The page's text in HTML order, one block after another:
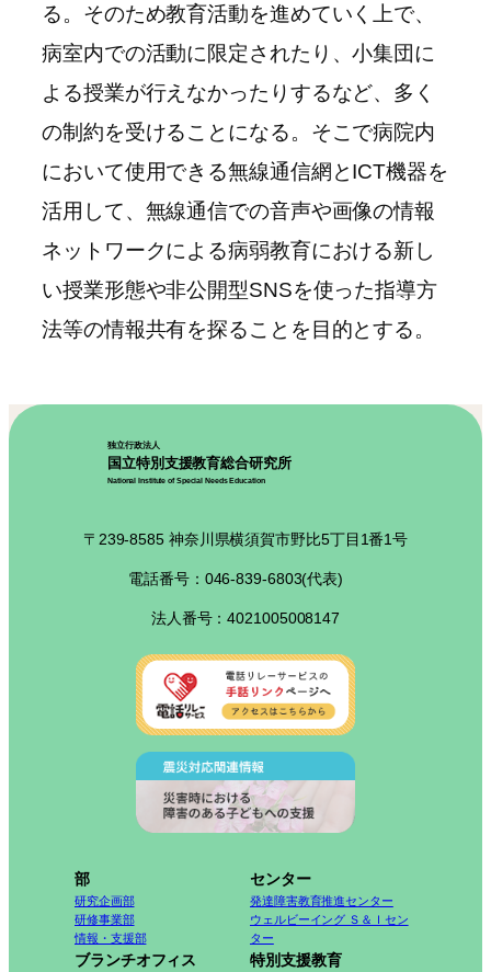
る。そのため教育活動を進めていく上で、
病室内での活動に限定されたり、小集団に
よる授業が行えなかったりするなど、多く
の制約を受けることになる。そこで病院内
において使用できる無線通信網とICT機器を
活用して、無線通信での音声や画像の情報
ネットワークによる病弱教育における新し
い授業形態や非公開型SNSを使った指導方
法等の情報共有を探ることを目的とする。
独立行政法人
国立特別支援教育総合研究所
National Institute of Special Needs Education
〒239-8585 神奈川県横須賀市野比5丁目1番1号
電話番号：046-839-6803(代表)
法人番号：4021005008147
部
研究企画部
研修事業部
情報・支援部
センター
発達障害教育推進センター
ウェルビーイング Ｓ＆Ｉセン
ター
ブランチオフィス 特別支援教育